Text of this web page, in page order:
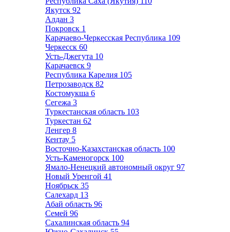
Якутск 92
Алдан 3
Покровск 1
Карачаево-Черкесская Республика 109
Черкесск 60
Усть-Джегута 10
Карачаевск 9
Республика Карелия 105
Петрозаводск 82
Костомукша 6
Сегежа 3
Туркестанская область 103
Туркестан 62
Ленгер 8
Кентау 5
Восточно-Казахстанская область 100
Усть-Каменогорск 100
Ямало-Ненецкий автономный округ 97
Новый Уренгой 41
Ноябрьск 35
Салехард 13
Абай область 96
Семей 96
Сахалинская область 94